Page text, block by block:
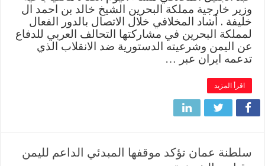
وزير خارجية مملكة البحرين الشيخ خالد بن احمد ال
خليفة . أشاد المخلافي خلال الاتصال بالدور الفعال
لمملكة البحرين في مشاركتها التحالف العربي للدفاع
عن اليمن وشرعيته الدستورية ضد الانقلاب الذي
تدعمه ايران عبر …
اقرأ المزيد
سلطنة عمان تؤكد موقفها المبدئي الداعم لليمن